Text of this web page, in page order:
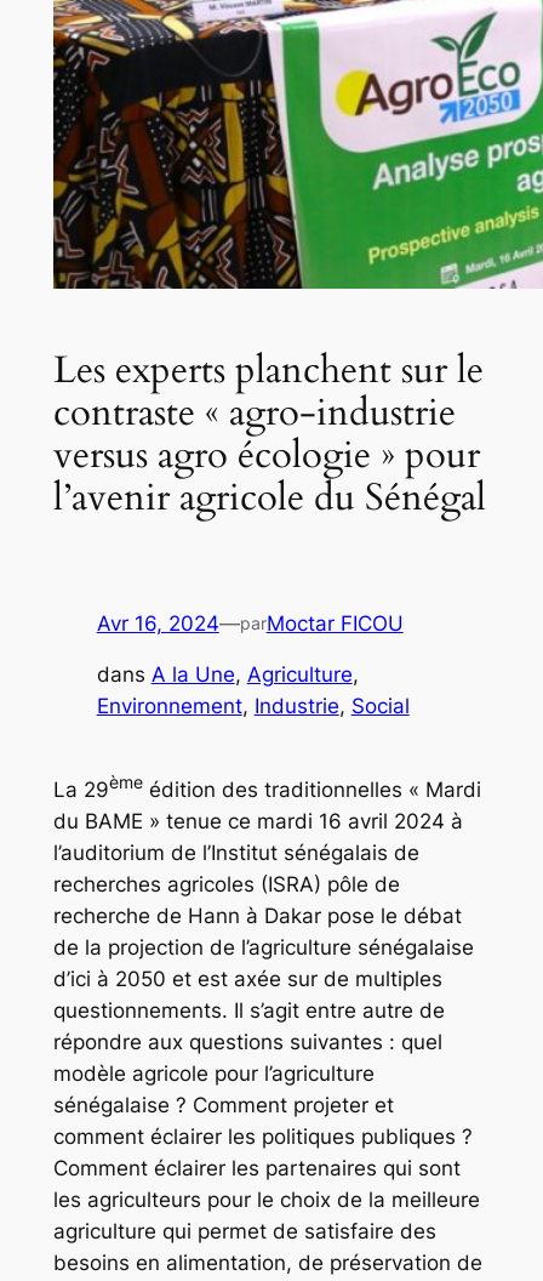
Les experts planchent sur le
contraste « agro-industrie
versus agro écologie » pour
l’avenir agricole du Sénégal
Avr 16, 2024—parMoctar FICOU
dans A la Une, Agriculture
Environnement, Industrie, Social
La 29èmeédition des traditionnelles « Mardi
du BAME » tenue ce mardi 16 avril 2024 à
l’auditorium de l’Institut sénégalais de
recherches agricoles (ISRA) pôle de
recherche de Hann à Dakar pose le débat
de la projection de l’agriculture sénégalaise
d’ici à 2050 et est axée sur de multiples
questionnements. Il s’agit entre autre de
répondre aux questions suivantes : quel
modèle agricole pour l’agriculture
sénégalaise ? Comment projeter et
comment éclairer les politiques publiques ?
Comment éclairer les partenaires qui sont
les agriculteurs pour le choix de la meilleure
agriculture qui permet de satisfaire des
besoins en alimentation, de préservation de